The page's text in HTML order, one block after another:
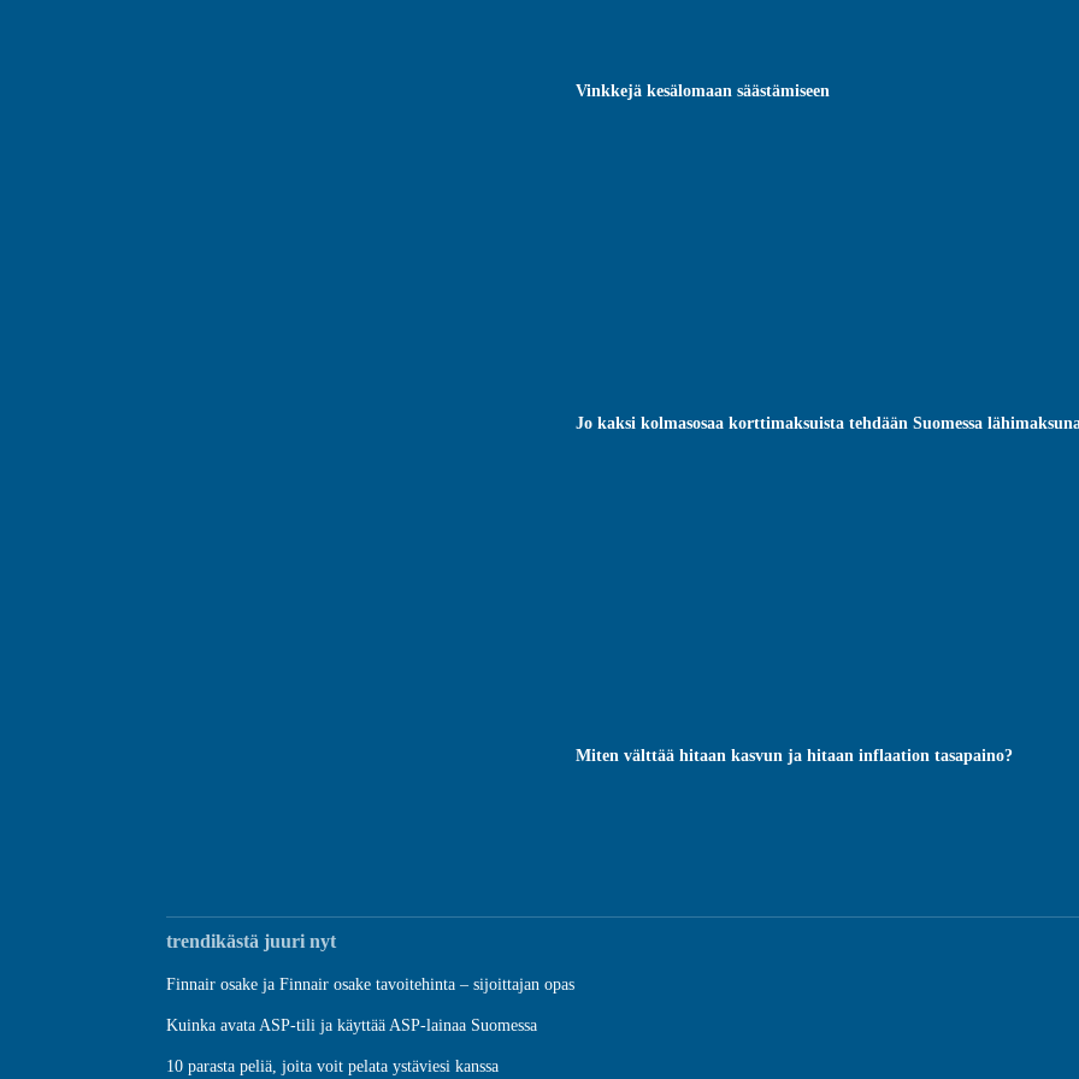
Vinkkejä kesälomaan säästämiseen
Jo kaksi kolmasosaa korttimaksuista tehdään Suomessa
Miten välttää hitaan kasvun ja hitaan inflaation tasapaino?
trendikästä juuri nyt
Finnair osake ja Finnair osake tavoitehinta – sijoittajan opas
Kuinka avata ASP-tili ja käyttää ASP-lainaa Suomessa
10 parasta peliä, joita voit pelata ystäviesi kanssa